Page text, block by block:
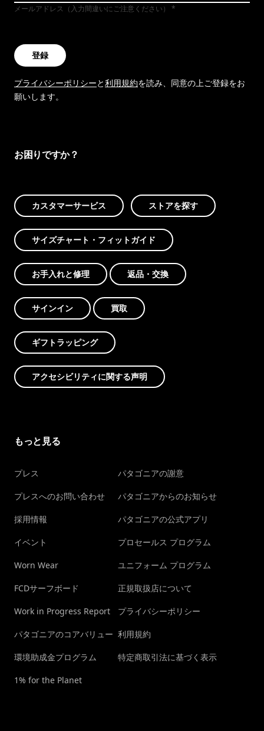
メールアドレス（入力間違いにご注意ください）
登録
プライバシーポリシーと利用規約を読み、同意の上ご登録をお
願いします。
お困りですか？
カスタマーサービス ストアを探す
サイズチャート・フィットガイド
お手入れと修理 返品・交換
サインイン 買取
ギフトラッピング
アクセシビリティに関する声明
もっと見る
プレス
プレスへのお問い合わせ
採用情報
イベント
Worn Wear
FCDサーフボード
Work in Progress Report
パタゴニアのコアバリュー
環境助成金プログラム
1% for the Planet
パタゴニアの謝意
パタゴニアからのお知らせ
パタゴニアの公式アプリ
プロセールス プログラム
ユニフォーム プログラム
正規取扱店について
プライバシーポリシー
利用規約
特定商取引法に基づく表示